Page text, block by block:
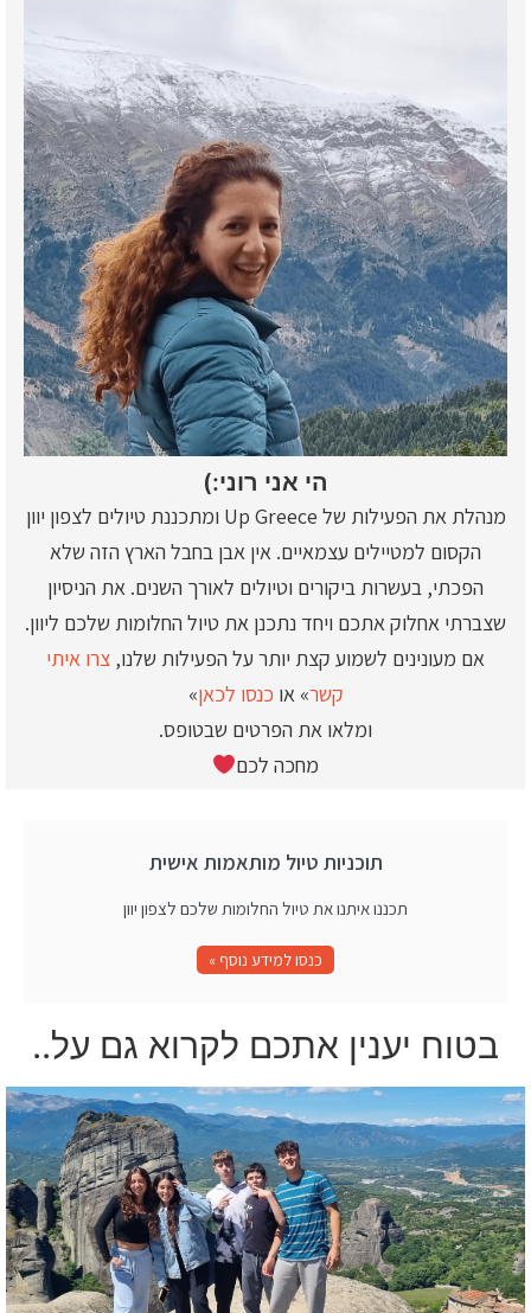
הי אני רוני:)
מנהלת את הפעילות של Up Greece ומתכננת טיולים לצפון יוון
הקסום למטיילים עצמאיים. אין אבן בחבל הארץ הזה שלא
הפכתי, בעשרות ביקורים וטיולים לאורך השנים. את הניסיון
שצברתי אחלוק אתכם ויחד נתכנן את טיול החלומות שלכם ליוון.
אם מעונינים לשמוע קצת יותר על הפעילות שלנו, צרו איתי
קשר» או כנסו לכאן»
ומלאו את הפרטים שבטופס.
מחכה לכם
תוכניות טיול מותאמות אישית
תכננו איתנו את טיול החלומות שלכם לצפון יוון
כנסו למידע נוסף »
בטוח יענין אתכם לקרוא גם על..